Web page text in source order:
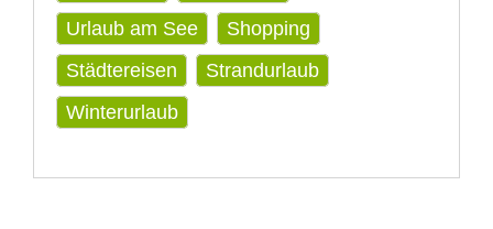
Urlaub am See
Shopping
Städtereisen
Strandurlaub
Winterurlaub